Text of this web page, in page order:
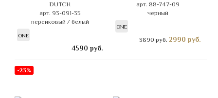
DUTCH
арт. 93-091-35
персиковый / белый
ONE
4590 руб.
арт. 88-747-09
черный
ONE
3890 руб. 2990 руб.
-23%